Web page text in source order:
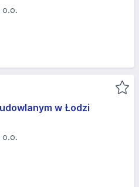
o.o.
w Łodzi
o.o.